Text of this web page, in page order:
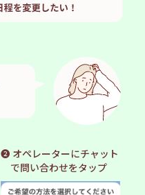
❷ オペレーターにチャット
で問い合わせをタップ